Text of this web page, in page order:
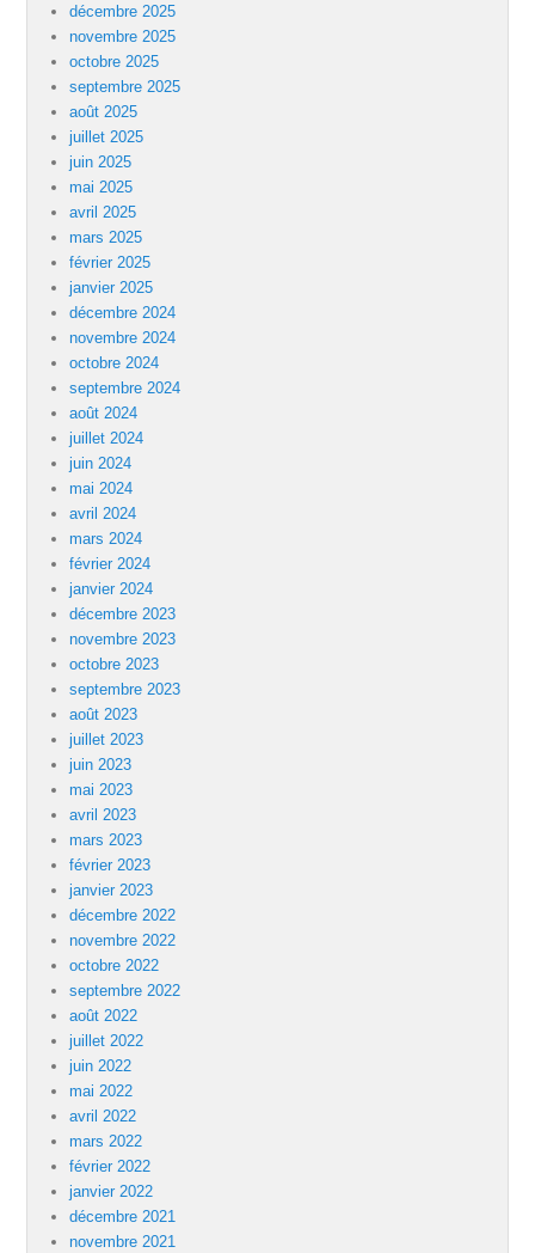
décembre 2025
novembre 2025
octobre 2025
septembre 2025
août 2025
juillet 2025
juin 2025
mai 2025
avril 2025
mars 2025
février 2025
janvier 2025
décembre 2024
novembre 2024
octobre 2024
septembre 2024
août 2024
juillet 2024
juin 2024
mai 2024
avril 2024
mars 2024
février 2024
janvier 2024
décembre 2023
novembre 2023
octobre 2023
septembre 2023
août 2023
juillet 2023
juin 2023
mai 2023
avril 2023
mars 2023
février 2023
janvier 2023
décembre 2022
novembre 2022
octobre 2022
septembre 2022
août 2022
juillet 2022
juin 2022
mai 2022
avril 2022
mars 2022
février 2022
janvier 2022
décembre 2021
novembre 2021